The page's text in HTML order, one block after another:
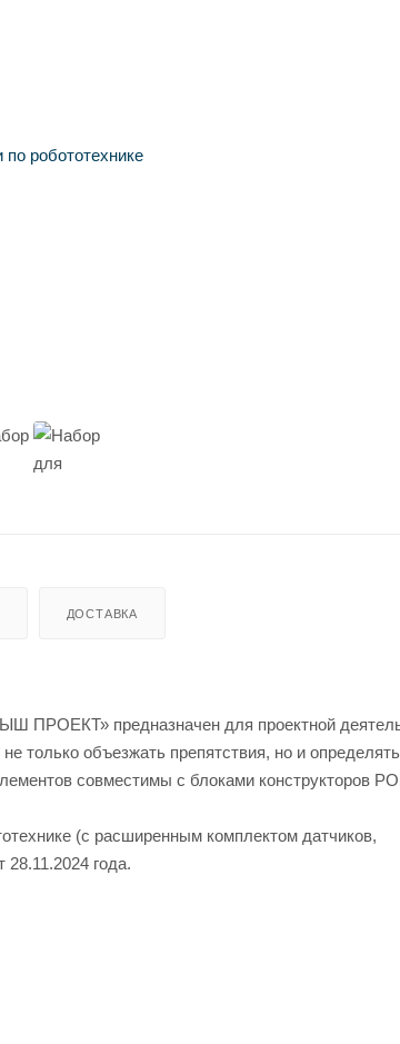
ДОСТАВКА
ПРОЕКТ» предназначен для проектной
только объезжать препятствия, но и определять
совместимы с блоками конструкторов
(с расширенным комплектом датчиков,
года.